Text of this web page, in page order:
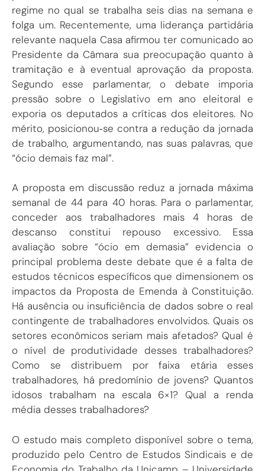
regime no qual se trabalha seis dias na semana e
folga um. Recentemente, uma liderança partidária
relevante naquela Casa afirmou ter comunicado ao
Presidente da Câmara sua preocupação quanto à
tramitação e à eventual aprovação da proposta.
Segundo esse parlamentar, o debate imporia
pressão sobre o Legislativo em ano eleitoral e
exporia os deputados a críticas dos eleitores. No
mérito, posicionou‑se contra a redução da jornada
de trabalho, argumentando, nas suas palavras, que
“ócio demais faz mal”.
A proposta em discussão reduz a jornada máxima
semanal de 44 para 40 horas. Para o parlamentar,
conceder aos trabalhadores mais 4 horas de
descanso constitui repouso excessivo. Essa
avaliação sobre “ócio em demasia” evidencia o
principal problema deste debate que é a falta de
estudos técnicos específicos que dimensionem os
impactos da Proposta de Emenda à Constituição.
Há ausência ou insuficiência de dados sobre o real
contingente de trabalhadores envolvidos. Quais os
setores econômicos seriam mais afetados? Qual é
o nível de produtividade desses trabalhadores?
Como se distribuem por faixa etária esses
trabalhadores, há predomínio de jovens? Quantos
idosos trabalham na escala 6×1? Qual a renda
média desses trabalhadores?
O estudo mais completo disponível sobre o tema,
produzido pelo Centro de Estudos Sindicais e de